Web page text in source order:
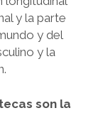
y la parte
y del
y la
son la